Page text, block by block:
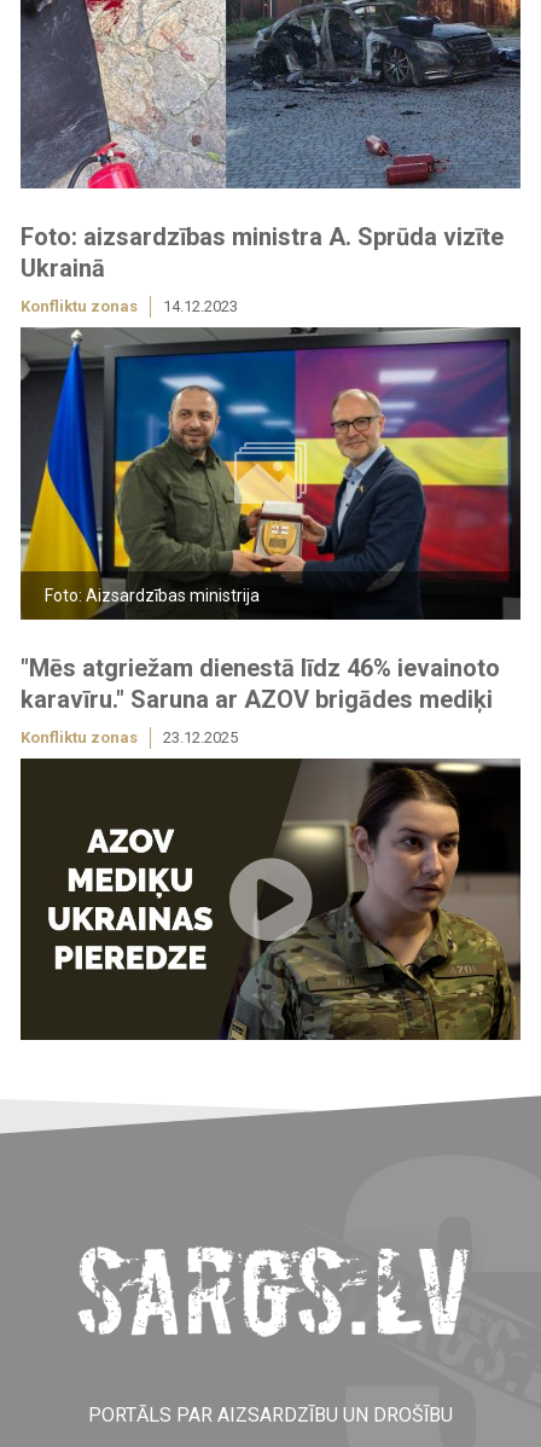
Foto: aizsardzības ministra A. Sprūda vizīte
Ukrainā
Konfliktu zonas 14.12.2023
Foto: Aizsardzības ministrija
"Mēs atgriežam dienestā līdz 46% ievainoto
karavīru." Saruna ar AZOV brigādes mediķi
Konfliktu zonas 23.12.2025
PORTĀLS PAR AIZSARDZĪBU UN DROŠĪBU